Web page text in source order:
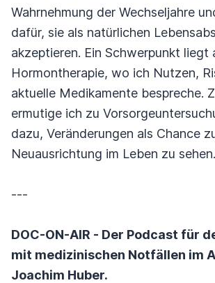
Wahrnehmung der Wechseljahre
dafür, sie als natürlichen
akzeptieren. Ein Schwerpunkt liegt
Hormontherapie, wo ich Nutzen,
aktuelle Medikamente bespreche.
ermutige ich zu
dazu, Veränderungen als Chance
Neuausrichtung im Leben zu sehen.
---
DOC-ON-AIR - Der Podcast für
mit medizinischen Notfällen im
Joachim Huber.